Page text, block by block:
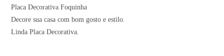
Placa Decorativa Foquinha
Decore sua casa com bom gosto e estilo.
Linda Placa Decorativa.